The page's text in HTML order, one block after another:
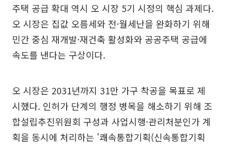
주택 공급 확대 역시 오 시장 5기 시정의 핵심 과제다.
오 시장은 집값 오름세와 전·월세난을 완화하기 위해
민간 중심 재개발·재건축 활성화와 공공주택 공급에
속도를 낸다는 구상이다.
오 시장은 2031년까지 31만 가구 착공을 목표로 제
시했다. 인허가 단계의 행정 병목을 해소하기 위해 조
합설립추진위원회 구성과 사업시행·관리처분인가 계
획을 동시에 처리하는 '쾌속통합기획(신속통합기획